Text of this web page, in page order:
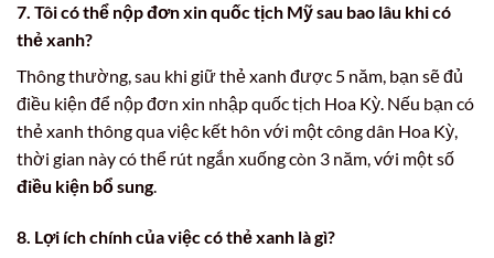
7. Tôi có thể nộp đơn xin quốc tịch Mỹ sau bao lâu khi có
thẻ xanh?
Thông thường, sau khi giữ thẻ xanh được 5 năm, bạn sẽ đủ
điều kiện để nộp đơn xin nhập quốc tịch Hoa Kỳ. Nếu bạn có
thẻ xanh thông qua việc kết hôn với một công dân Hoa Kỳ,
thời gian này có thể rút ngắn xuống còn 3 năm, với một số
điều kiện bổ sung.
8. Lợi ích chính của việc có thẻ xanh là gì?